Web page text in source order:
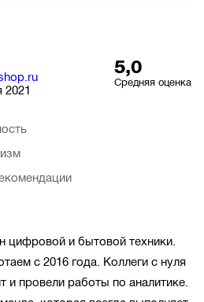
2021
5,0
Средняя оценка
цифровой и бытовой техники.
с 2016 года. Коллеги с нуля
и провели работы по аналитике.